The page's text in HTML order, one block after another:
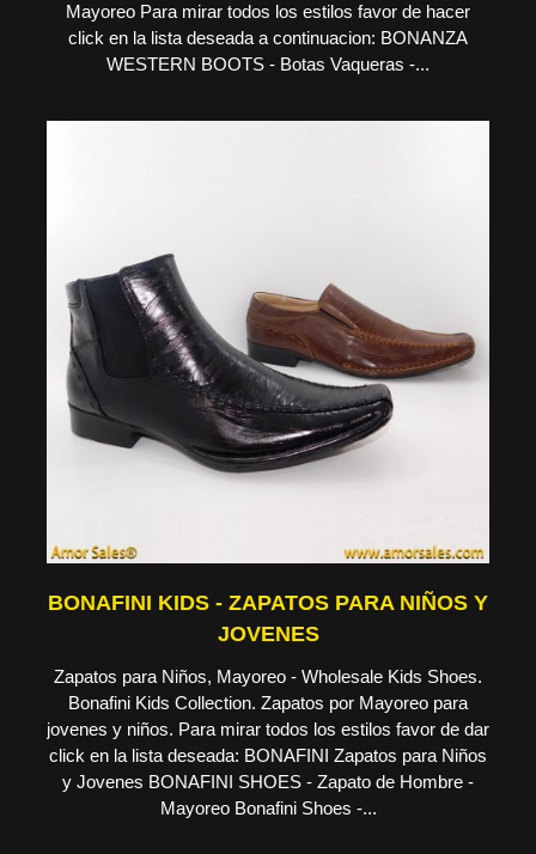
Mayoreo Para mirar todos los estilos favor de hacer
click en la lista deseada a continuacion: BONANZA
WESTERN BOOTS - Botas Vaqueras -...
BONAFINI KIDS - ZAPATOS PARA NIÑOS Y
JOVENES
Zapatos para Niños, Mayoreo - Wholesale Kids Shoes.
Bonafini Kids Collection. Zapatos por Mayoreo para
jovenes y niños. Para mirar todos los estilos favor de dar
click en la lista deseada: BONAFINI Zapatos para Niños
y Jovenes BONAFINI SHOES - Zapato de Hombre -
Mayoreo Bonafini Shoes -...